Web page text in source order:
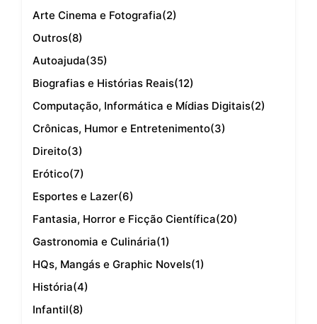
Arte Cinema e Fotografia(2)
Outros(8)
Autoajuda(35)
Biografias e Histórias Reais(12)
Computação, Informática e Mídias Digitais(2)
Crônicas, Humor e Entretenimento(3)
Direito(3)
Erótico(7)
Esportes e Lazer(6)
Fantasia, Horror e Ficção Científica(20)
Gastronomia e Culinária(1)
HQs, Mangás e Graphic Novels(1)
História(4)
Infantil(8)